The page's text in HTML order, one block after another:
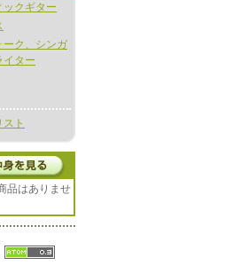
ックギター
ーク、シンガ
イター
ト
品はありませ